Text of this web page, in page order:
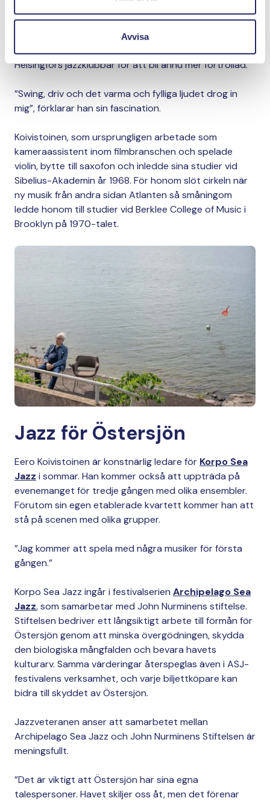
Avvisa
sjömansbarerna för att lyssna på den nya och unika
musiken som spelades av lokala band. Den unge
musikern, som var törstig efter mer, reste till
Helsingfors jazzklubbar för att bli ännu mer förtrollad.
”Swing, driv och det varma och fylliga ljudet drog in
mig”, förklarar han sin fascination.
Koivistoinen, som ursprungligen arbetade som
kameraassistent inom filmbranschen och spelade
violin, bytte till saxofon och inledde sina studier vid
Sibelius-Akademin år 1968. För honom slöt cirkeln när
ny musik från andra sidan Atlanten så småningom
ledde honom till studier vid Berklee College of Music i
Brooklyn på 1970-talet.
Jazz för Östersjön
Eero Koivistoinen är konstnärlig ledare för Korpo Sea
Jazz i sommar. Han kommer också att uppträda på
evenemanget för tredje gången med olika ensembler.
Förutom sin egen etablerade kvartett kommer han att
stå på scenen med olika grupper.
”Jag kommer att spela med några musiker för första
gången.”
Korpo Sea Jazz ingår i festivalserien Archipelago Sea
Jazz, som samarbetar med John Nurminens stiftelse.
Stiftelsen bedriver ett långsiktigt arbete till förmån för
Östersjön genom att minska övergödningen, skydda
den biologiska mångfalden och bevara havets
kulturarv. Samma värderingar återspeglas även i ASJ-
festivalens verksamhet, och varje biljettköpare kan
bidra till skyddet av Östersjön.
Jazzveteranen anser att samarbetet mellan
Archipelago Sea Jazz och John Nurminens Stiftelsen är
meningsfullt.
”Det är viktigt att Östersjön har sina egna
talespersoner. Havet skiljer oss åt, men det förenar